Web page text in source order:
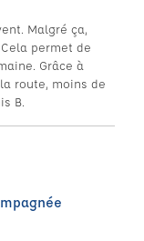
Malgré ça,
permet de
Grâce à
route, moins de
B.